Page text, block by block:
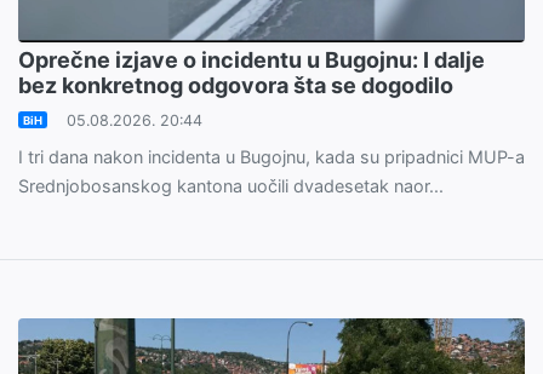
Oprečne izjave o incidentu u Bugojnu: I dalje
bez konkretnog odgovora šta se dogodilo
BiH 05.08.2026. 20:44
I tri dana nakon incidenta u Bugojnu, kada su pripadnici MUP-a
Srednjobosanskog kantona uočili dvadesetak naor...